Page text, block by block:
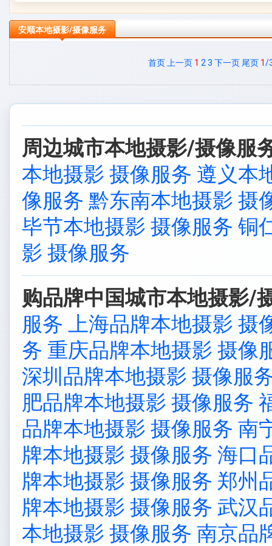
安顺本地摄影/摄像服务
首页 上一页 1 2 3 下一页 尾页 1/
周边城市本地摄影/摄像服
本地摄影 摄像服务 遵义本
像服务 黔东南本地摄影 摄
毕节本地摄影 摄像服务 铜
影 摄像服务
购品牌中国城市本地摄影/
服务 上海品牌本地摄影 摄
务 重庆品牌本地摄影 摄像
深圳品牌本地摄影 摄像服
肥品牌本地摄影 摄像服务
品牌本地摄影 摄像服务 南
牌本地摄影 摄像服务 海口
牌本地摄影 摄像服务 郑州
牌本地摄影 摄像服务 武汉
本地摄影 摄像服务 南京品